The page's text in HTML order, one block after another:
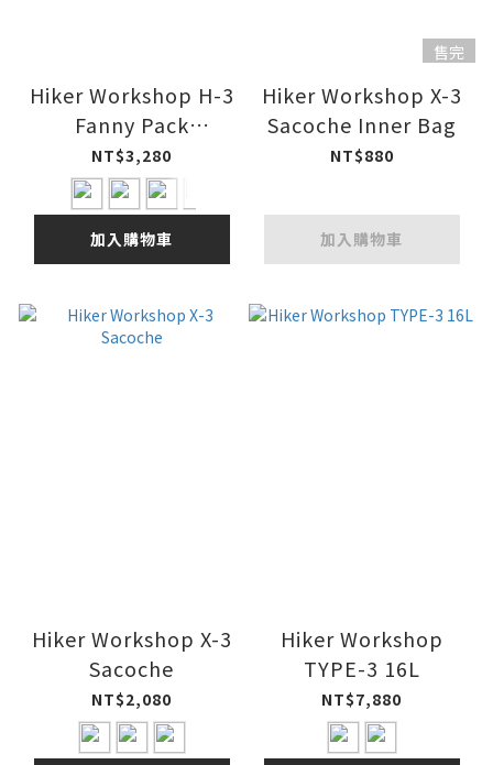
Hiker Workshop H-3
Fanny Pack
Dyneema / ULTRA
200X
NT$3,280
加入購物車
售完
Hiker Workshop X-3
Sacoche Inner Bag
NT$880
加入購物車
Hiker Workshop X-3
Sacoche
NT$2,080
Hiker Workshop
TYPE-3 16L
NT$7,880